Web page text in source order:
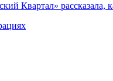
Квартал» рассказала,